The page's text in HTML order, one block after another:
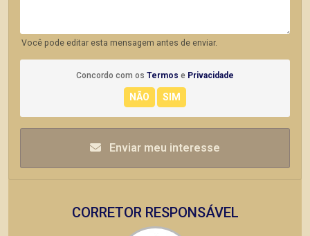
Você pode editar esta mensagem antes de enviar.
Concordo com os Termos e Privacidade
Enviar meu interesse
CORRETOR RESPONSÁVEL